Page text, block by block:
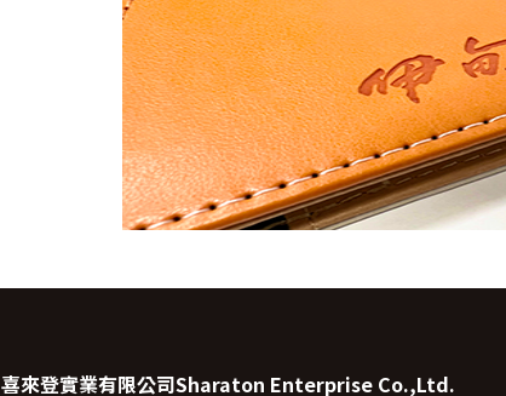
喜來登實業有限公司Sharaton Enterprise Co.,Ltd.